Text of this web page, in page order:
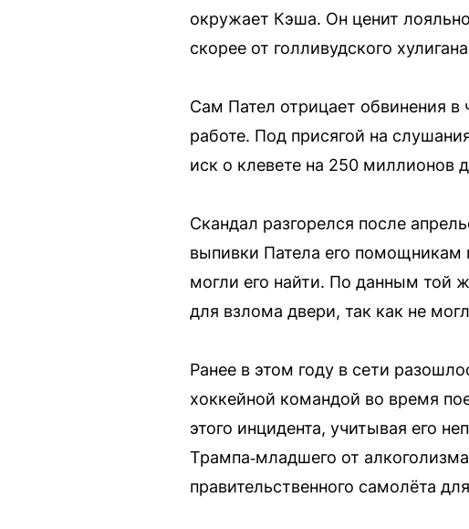
окружает Кэша. Он ценит
скорее от голливудского
Сам Пател отрицает обвинения в
работе. Под присягой на
иск о клевете на 250 миллионов
Скандал разгорелся после
выпивки Патела его помощникам
могли его найти. По данным той
для взлома двери, так как не
Ранее в этом году в сети
хоккейной командой во время
этого инцидента, учитывая его
Трампа‑младшего от
правительственного самолёта